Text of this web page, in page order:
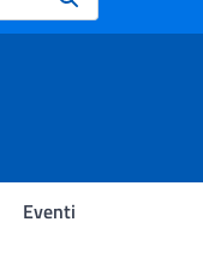
Eventi